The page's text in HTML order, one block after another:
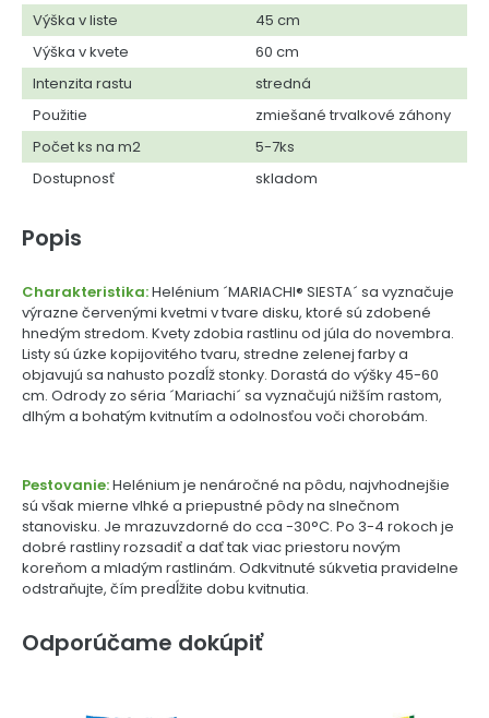
Výška v liste
45 cm
Výška v kvete
60 cm
Intenzita rastu
stredná
Použitie
zmiešané trvalkové záhony
Počet ks na m2
5-7ks
Dostupnosť
skladom
Popis
Charakteristika:Helénium ´MARIACHI® SIESTA´ sa vyznačuje
výrazne červenými kvetmi v tvare disku, ktoré sú zdobené
hnedým stredom. Kvety zdobia rastlinu od júla do novembra.
Listy sú úzke kopijovitého tvaru, stredne zelenej farby a
objavujú sa nahusto pozdĺž stonky. Dorastá do výšky 45-60
cm. Odrody zo séria ´Mariachi´ sa vyznačujú nižším rastom,
dlhým a bohatým kvitnutím a odolnosťou voči chorobám.
Pestovanie:Helénium je nenáročné na pôdu, najvhodnejšie
sú však mierne vlhké a priepustné pôdy na slnečnom
stanovisku. Je mrazuvzdorné do cca -30°C. Po 3-4 rokoch je
dobré rastliny rozsadiť a dať tak viac priestoru novým
koreňom a mladým rastlinám. Odkvitnuté súkvetia pravidelne
odstraňujte, čím predĺžite dobu kvitnutia.
Odporúčame dokúpiť